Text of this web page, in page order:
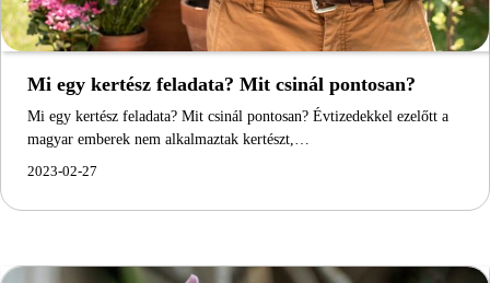
Mi egy kertész feladata? Mit csinál pontosan?
Mi egy kertész feladata? Mit csinál pontosan? Évtizedekkel ezelőtt a
magyar emberek nem alkalmaztak kertészt,…
2023-02-27